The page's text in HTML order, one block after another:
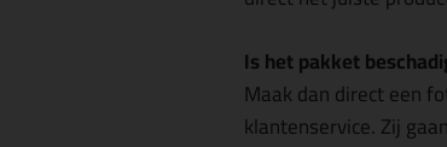
Is het pakket
Maak dan direct een
klantenservice. Zij